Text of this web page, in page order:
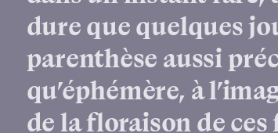
dure que quelques
parenthèse aussi
qu’éphémère, à
de la floraison de